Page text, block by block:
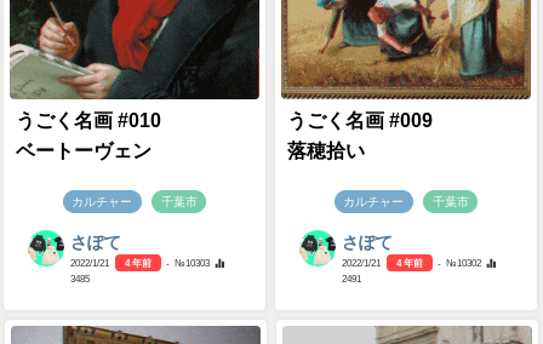
うごく名画 #010
ベートーヴェン
カルチャー 千葉市
さぽて
2022/1/21 4 年前
- №10303
3485
うごく名画 #009
落穂拾い
カルチャー 千葉市
さぽて
2022/1/21 4 年前
- №10302
2491